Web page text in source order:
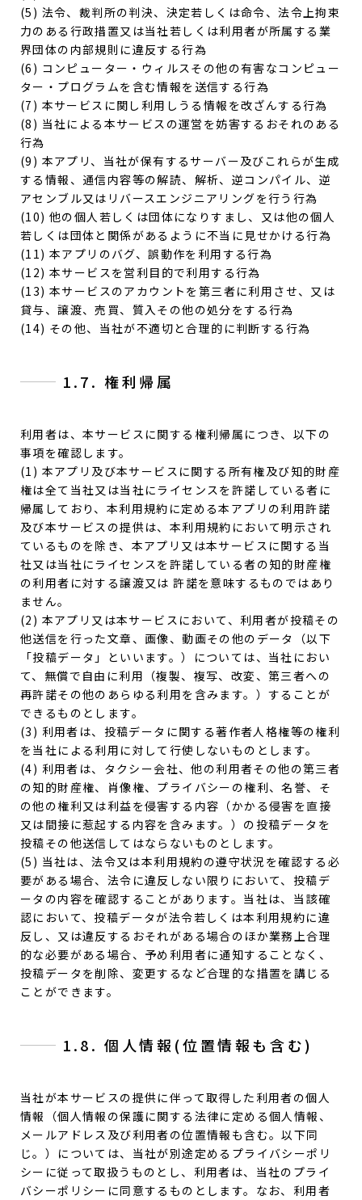
(5) 法令、裁判所の判決、決定若しくは命令、法令上拘束
力のある行政措置又は当社若しくは利用者が所属する業
界団体の内部規則に違反する行為
(6) コンピューター・ウィルスその他の有害なコンピュー
ター・プログラムを含む情報を送信する行為
(7) 本サービスに関し利用しうる情報を改ざんする行為
(8) 当社による本サービスの運営を妨害するおそれのある
行為
(9) 本アプリ、当社が保有するサーバー及びこれらが生成
する情報、通信内容等の解読、解析、逆コンパイル、逆
アセンブル又はリバースエンジニアリングを行う行為
(10) 他の個人若しくは団体になりすまし、又は他の個人
若しくは団体と関係があるように不当に見せかける行為
(11) 本アプリのバグ、誤動作を利用する行為
(12) 本サービスを営利目的で利用する行為
(13) 本サービスのアカウントを第三者に利用させ、又は
貸与、譲渡、売買、質入その他の処分をする行為
(14) その他、当社が不適切と合理的に判断する行為
1.7. 権利帰属
利用者は、本サービスに関する権利帰属につき、以下の
事項を確認します。
(1) 本アプリ及び本サービスに関する所有権及び知的財産
権は全て当社又は当社にライセンスを許諾している者に
帰属しており、本利用規約に定める本アプリの利用許諾
及び本サービスの提供は、本利用規約において明示され
ているものを除き、本アプリ又は本サービスに関する当
社又は当社にライセンスを許諾している者の知的財産権
の利用者に対する譲渡又は 許諾を意味するものではあり
ません。
(2) 本アプリ又は本サービスにおいて、利用者が投稿その
他送信を行った文章、画像、動画その他のデータ（以下
「投稿データ」といいます。）については、当社におい
て、無償で自由に利用（複製、複写、改変、第三者への
再許諾その他のあらゆる利用を含みます。）することが
できるものとします。
(3) 利用者は、投稿データに関する著作者人格権等の権利
を当社による利用に対して行使しないものとします。
(4) 利用者は、タクシー会社、他の利用者その他の第三者
の知的財産権、肖像権、プライバシーの権利、名誉、そ
の他の権利又は利益を侵害する内容（かかる侵害を直接
又は間接に惹起する内容を含みます。）の投稿データを
投稿その他送信してはならないものとします。
(5) 当社は、法令又は本利用規約の遵守状況を確認する必
要がある場合、法令に違反しない限りにおいて、投稿デ
ータの内容を確認することがあります。当社は、当該確
認において、投稿データが法令若しくは本利用規約に違
反し、又は違反するおそれがある場合のほか業務上合理
的な必要がある場合、予め利用者に通知することなく、
投稿データを削除、変更するなど合理的な措置を講じる
ことができます。
1.8. 個人情報(位置情報も含む)
当社が本サービスの提供に伴って取得した利用者の個人
情報（個人情報の保護に関する法律に定める個人情報、
メールアドレス及び利用者の位置情報も含む。以下同
じ。）については、当社が別途定めるプライバシーポリ
シーに従って取扱うものとし、利用者は、当社のプライ
バシーポリシーに同意するものとします。なお、利用者